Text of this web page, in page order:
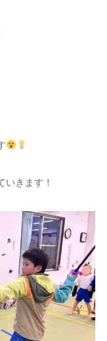
いきます！